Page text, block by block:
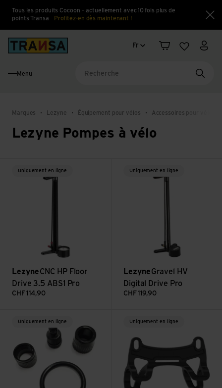
Tous les produits Cocoon – actuellement avec 10 fois plus de
points Transa
Profitez-en dès maintenant !
Changement de langue
Fr
PanierListe Mon
Menu
Marques Lezyne Équipement pour vélos Accessoires pour vélos
Lezyne Pompes à vélo
Uniquement en ligne
LezyneCNC HP Floor
Drive 3.5 ABS1 Pro
CHF 114,90
Uniquement en ligne
LezyneGravel HV
Digital Drive Pro
CHF 119,90
Uniquement en ligne Uniquement en ligne